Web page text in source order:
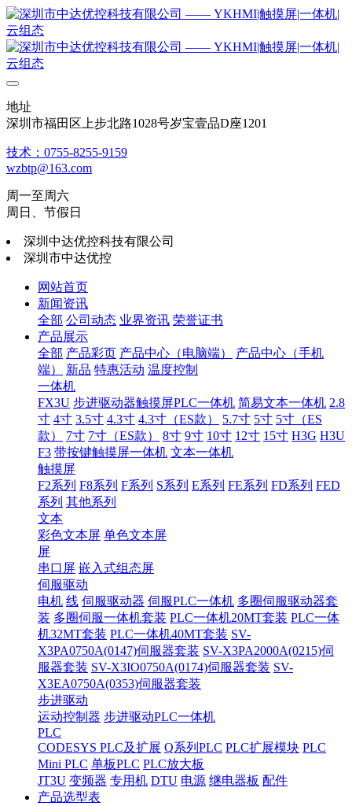
地址
深圳市福田区上步北路1028号岁宝壹品D座1201
技术：0755-8255-9159
wzbtp@163.com
周一至周六
周日、节假日
深圳中达优控科技有限公司
深圳市中达优控
网站首页
新闻资讯
全部 公司动态 业界资讯 荣誉证书
产品展示
全部 产品彩页 产品中心（电脑端）
产品中心（手机
端）
新品 特惠活动 温度控制
一体机
FX3U 步进驱动器触摸屏PLC一体机 简易文本一体机 2.8
寸 4寸 3.5寸 4.3寸 4.3寸（ES款） 5.7寸 5寸 5寸（ES
款）
7寸 7寸（ES款） 8寸 9寸 10寸 12寸 15寸 H3G H3U
F3 带按键触摸屏一体机 文本一体机
触摸屏
F2系列 F8系列 F系列 S系列 E系列 FE系列 FD系列 FED
系列 其他系列
文本
彩色文本屏 单色文本屏
屏
串口屏 嵌入式组态屏
伺服驱动
电机 线 伺服驱动器 伺服PLC一体机 多圈伺服驱动器套
装 多圈伺服一体机套装 PLC一体机20MT套装 PLC一体
机32MT套装 PLC一体机40MT套装 SV-
X3PA0750A(0147)伺服器套装 SV-X3PA2000A(0215)伺
服器套装 SV-X3IO0750A(0174)伺服器套装 SV-
X3EA0750A(0353)伺服器套装
步进驱动
运动控制器 步进驱动PLC一体机
PLC
CODESYS PLC及扩展 Q系列PLC PLC扩展模块 PLC
Mini PLC 单板PLC PLC放大板
JT3U 变频器 专用机 DTU 电源 继电器板 配件
产品选型表